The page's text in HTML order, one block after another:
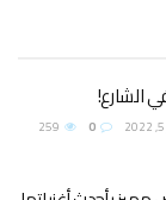
الشارع!